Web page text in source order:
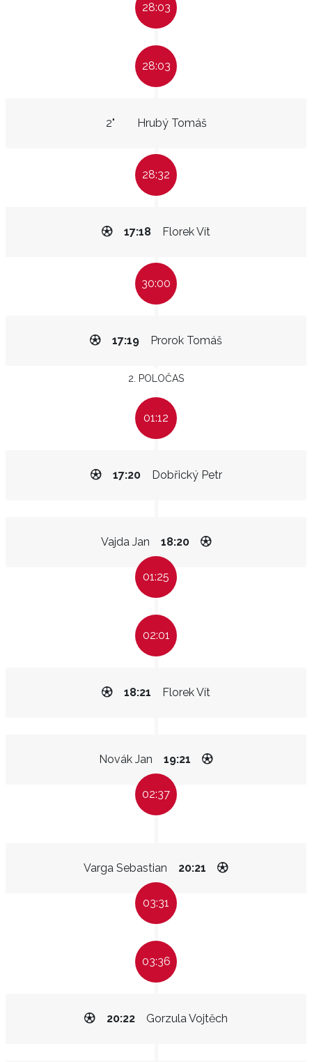
28:03
28:03
Hrubý Tomáš
2"
28:32
Florek Vít
17:18
30:00
Prorok Tomáš
17:19
2. POLOČAS
01:12
Dobřický Petr
17:20
Vajda Jan 18:20
01:25
02:01
Florek Vít
18:21
Novák Jan 19:21
02:37
Varga Sebastian 20:21
03:31
03:36
Gorzula Vojtěch
20:22